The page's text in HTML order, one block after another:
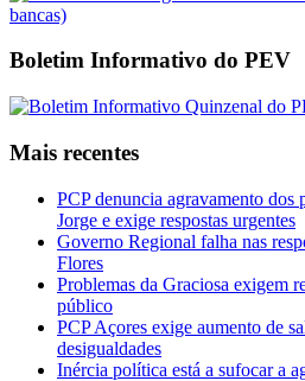
Boletim Informativo do PEV
Mais recentes
PCP denuncia agravamento dos
Jorge e exige respostas urgentes
Governo Regional falha nas
Flores
Problemas da Graciosa exigem
público
PCP Açores exige aumento de
desigualdades
Inércia política está a sufocar a